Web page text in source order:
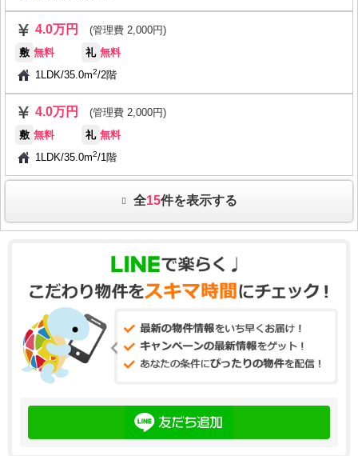
4.0万円
(管理費 2,000円)
敷 無料 礼 無料
1LDK/35.0m2/2階
4.0万円
(管理費 2,000円)
敷 無料 礼 無料
1LDK/35.0m2/1階
全15件を表示する